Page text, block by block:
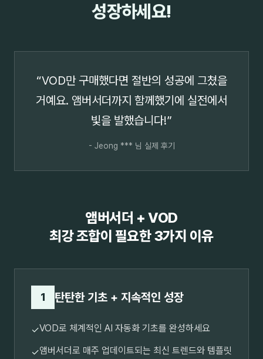
성장하세요!
“VOD만 구매했다면 절반의 성공에 그쳤을
거예요. 앰버서더까지 함께했기에 실전에서
빛을 발했습니다!”
- Jeong *** 님 실제 후기
앰버서더 + VOD
최강 조합이 필요한 3가지 이유
1 탄탄한 기초 + 지속적인 성장
✓VOD로 체계적인 AI 자동화 기초를 완성하세요
✓앰버서더로 매주 업데이트되는 최신 트렌드와 템플릿